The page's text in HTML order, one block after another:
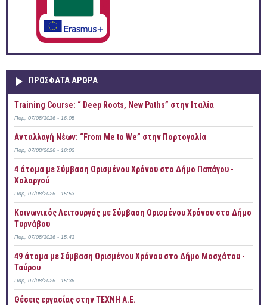
ΠΡOΣΦΑΤΑ AΡΘΡΑ
Training Course: “ Deep Roots, New Paths” στην Ιταλία
Παρ, 07/08/2026 - 16:05
Ανταλλαγή Νέων: “From Me to We” στην Πορτογαλία
Παρ, 07/08/2026 - 16:02
4 άτομα με Σύμβαση Ορισμένου Χρόνου στο Δήμο Παπάγου -
Χολαργού
Παρ, 07/08/2026 - 15:53
Κοινωνικός Λειτουργός με Σύμβαση Ορισμένου Χρόνου στο Δήμο
Τυρνάβου
Παρ, 07/08/2026 - 15:42
49 άτομα με Σύμβαση Ορισμένου Χρόνου στο Δήμο Μοσχάτου -
Ταύρου
Παρ, 07/08/2026 - 15:36
Θέσεις εργασίας στην ΤΕΧΝΗ Α.Ε.